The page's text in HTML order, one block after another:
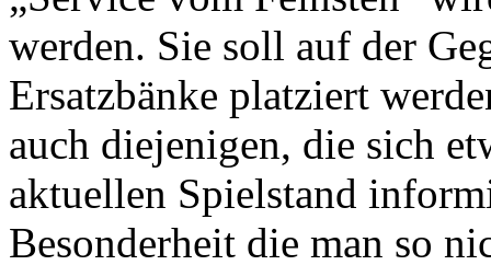
werden. Sie soll auf der
Ersatzbänke platziert
auch diejenigen, die sich
aktuellen Spielstand
Besonderheit die man so